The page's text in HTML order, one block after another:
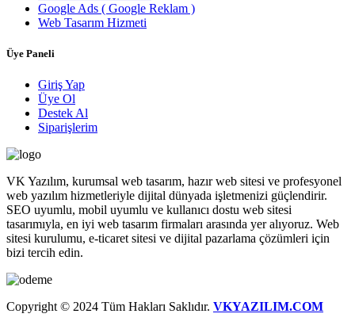
Google Ads ( Google Reklam )
Web Tasarım Hizmeti
Üye Paneli
Giriş Yap
Üye Ol
Destek Al
Siparişlerim
VK Yazılım, kurumsal web tasarım, hazır web sitesi ve profesyonel
web yazılım hizmetleriyle dijital dünyada işletmenizi güçlendirir.
SEO uyumlu, mobil uyumlu ve kullanıcı dostu web sitesi
tasarımıyla, en iyi web tasarım firmaları arasında yer alıyoruz. Web
sitesi kurulumu, e-ticaret sitesi ve dijital pazarlama çözümleri için
bizi tercih edin.
Copyright © 2024 Tüm Hakları Saklıdır. VKYAZILIM.COM